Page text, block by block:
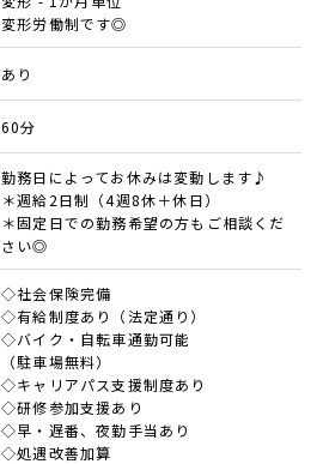
変形労働制です◎
あり
60分
勤務日によってお休みは変動します♪
＊週給2日制（4週8休＋休日）
＊固定日での勤務希望の方もご相談くだ
さい◎
◇社会保険完備
◇有給制度あり（法定通り）
◇バイク・自転車通勤可能
（駐車場無料）
◇キャリアパス支援制度あり
◇研修参加支援あり
◇早・遅番、夜勤手当あり
◇処遇改善加算